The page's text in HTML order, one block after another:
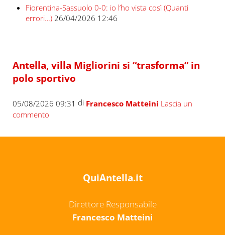
Fiorentina-Sassuolo 0-0: io l’ho vista così (Quanti
errori…) 26/04/2026 12:46
Antella, villa Migliorini si “trasforma” in
polo sportivo
05/08/2026 09:31 di Francesco Matteini Lascia un
commento
QuiAntella.it
Direttore Responsabile
Francesco Matteini